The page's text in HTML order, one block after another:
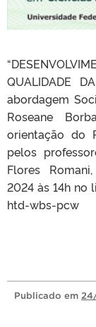
QUALIDADE
abordagem
Roseane
orientação do
pelos
Flores
2024 às 14h
htd-wbs-pcw
Publicado em